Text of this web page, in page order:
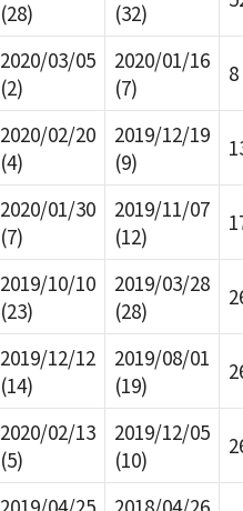
(28)
(32)
2020/03/05
(2)
2020/01/16
(7)
8
2020/02/20
(4)
2019/12/19
(9)
2020/01/30
(7)
2019/11/07
(12)
2019/10/10
(23)
2019/03/28
(28)
2019/12/12
(14)
2019/08/01
(19)
2020/02/13
(5)
2019/12/05
(10)